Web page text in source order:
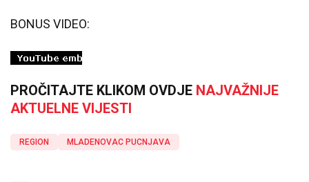
BONUS VIDEO:
PROČITAJTE KLIKOM OVDJE NAJVAŽNIJE
AKTUELNE VIJESTI
REGION MLADENOVAC PUCNJAVA